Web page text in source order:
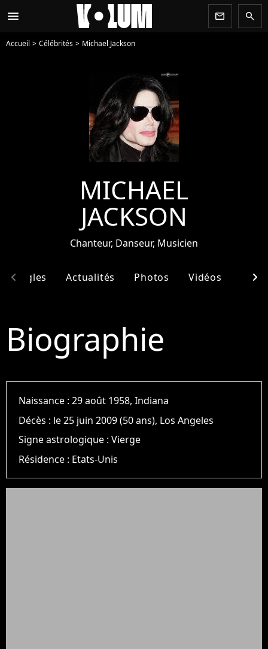
menu newsletter search
Accueil Célébrités Michael Jackson
MICHAEL
JACKSON
Chanteur, Danseur, Musicien
Singles Actualités Photos Vidéos
chevron_left chevron_right
Biographie
Naissance :29 août 1958, Indiana
Décès : le 25 juin 2009 (50 ans), Los Angeles
Signe astrologique :Vierge
Résidence : Etats-Unis